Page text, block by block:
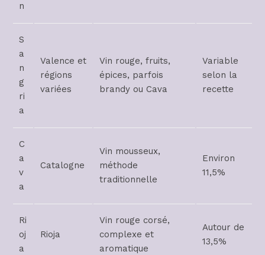
n
S
a
n
g
ri
a
Valence et
régions
variées
Vin rouge, fruits,
épices, parfois
brandy ou Cava
Variable
selon la
recette
C
a
v
a
Catalogne
Vin mousseux,
méthode
traditionnelle
Environ
11,5%
Ri
oj
a
Rioja
Vin rouge corsé,
complexe et
aromatique
Autour de
13,5%